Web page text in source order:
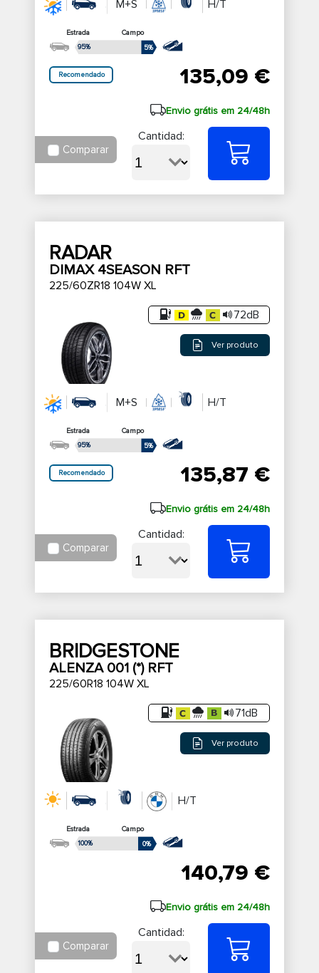
M+S H/T
Estrada
Campo
95%
5%
Recomendado 135,09 €
Envio grátis em 24/48h
Comparar
Cantidad:
RADAR
DIMAX 4SEASON RFT
225/60ZR18 104W XL
72dB
Ver produto
M+S H/T
Estrada
Campo
95%
5%
Recomendado 135,87 €
Envio grátis em 24/48h
Comparar
Cantidad:
BRIDGESTONE
ALENZA 001 (*) RFT
225/60R18 104W XL
71dB
Ver produto
H/T
Estrada
Campo
100%
0%
140,79 €
Envio grátis em 24/48h
Comparar
Cantidad: